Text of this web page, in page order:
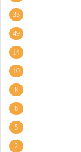
33
49
14
10
8
6
5
2